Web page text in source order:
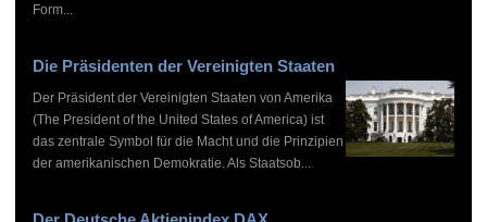
Form...
Die Präsidenten der Vereinigten Staaten
Der Präsident der Vereinigten Staaten von Amerika
(The President of the United States of America) ist
das zentrale Symbol für die Macht und die Prinzipien
der amerikanischen Demokratie. Als Staatsob...